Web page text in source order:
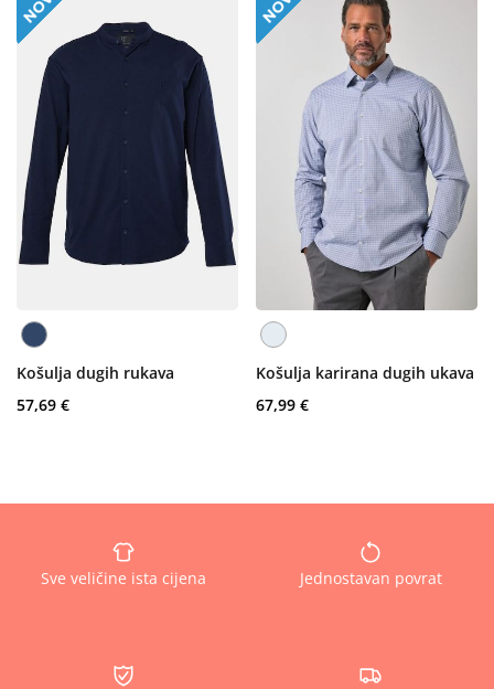
Košulja dugih rukava
57,69 €
Košulja karirana dugih ukava
67,99 €
Sve veličine ista cijena Jednostavan povrat